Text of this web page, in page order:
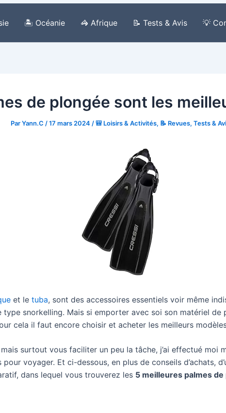
🏝️ Océanie 🦓 Afrique 📝 Tests & Avis 💡
de plongée sont les
ParYann.C /17 mars 2024 /🎒 Loisirs & Activités, 📝 Revues, Tests &
et le tuba, sont des accessoires essentiels voir même
type snorkelling. Mais si emporter avec soi son matériel
cela il faut encore choisir et acheter les meilleurs
surtout vous faciliter un peu la tâche, j’ai effectué moi
voyager. Et ci-dessous, en plus de conseils d’achats,
dans lequel vous trouverez les 5 meilleures palmes